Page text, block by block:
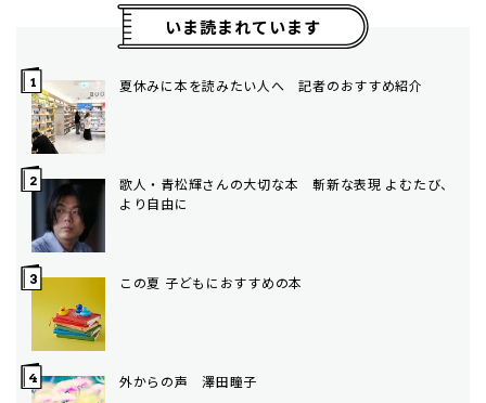
いま読まれています
夏休みに本を読みたい人へ 記者のおすすめ紹介
歌人・青松輝さんの大切な本 斬新な表現 よむたび、
より自由に
この夏 子どもにおすすめの本
外からの声 澤田瞳子